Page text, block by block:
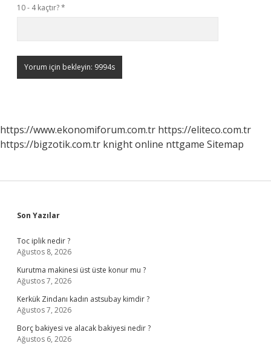
10 - 4 kaçtır?*
https://www.ekonomiforum.com.tr https://eliteco.com.tr
https://bigzotik.com.tr knight online nttgame Sitemap
Sidebar
Son Yazılar
Toc iplik nedir ?
Ağustos 8, 2026
Kurutma makinesi üst üste konur mu ?
Ağustos 7, 2026
Kerkük Zindanı kadın astsubay kimdir ?
Ağustos 7, 2026
Borç bakiyesi ve alacak bakiyesi nedir ?
Ağustos 6, 2026